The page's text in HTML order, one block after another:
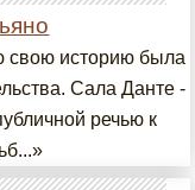
свою историю была
Сала Данте -
речью к